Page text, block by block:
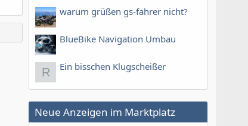
warum grüßen gs-fahrer nicht?
BlueBike Navigation Umbau
R Ein bisschen Klugscheißer
Neue Anzeigen im Marktplatz